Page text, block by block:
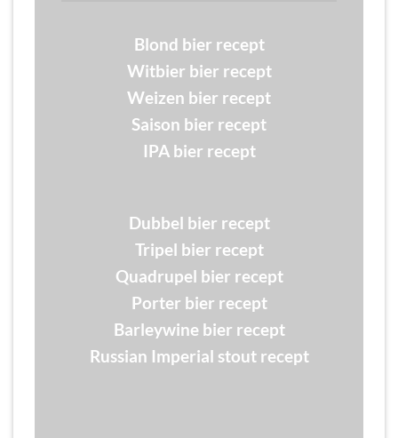
Blond bier recept
Witbier bier recept
Weizen bier recept
Saison bier recept
IPA bier recept
Dubbel bier recept
Tripel bier recept
Quadrupel bier recept
Porter bier recept
Barleywine bier recept
Russian Imperial stout recept